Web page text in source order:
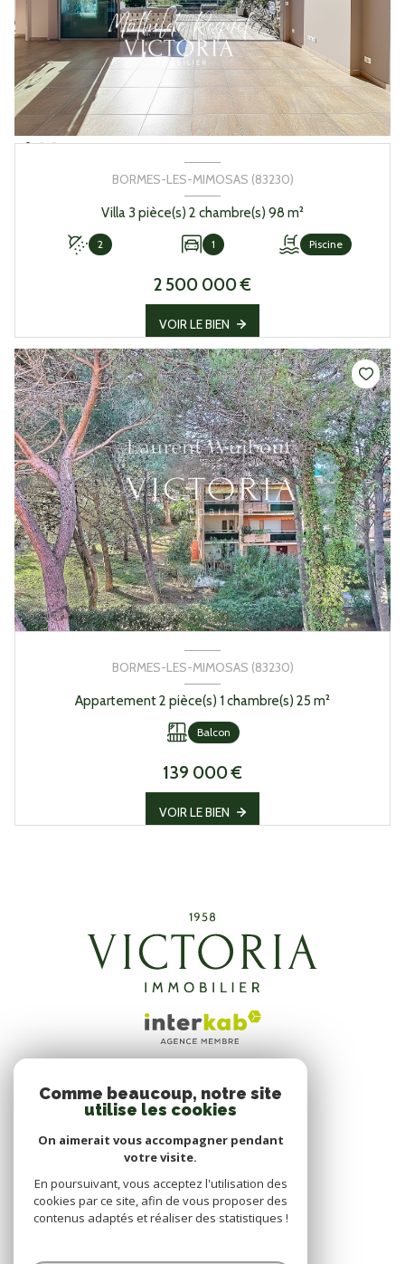
BORMES-LES-MIMOSAS (83230)
Villa 3 pièce(s) 2 chambre(s) 98 m²
2 1 Piscine
2 500 000 €
VOIR LE BIEN
BORMES-LES-MIMOSAS (83230)
Appartement 2 pièce(s) 1 chambre(s) 25 m²
Balcon
139 000 €
VOIR LE BIEN
ADHÉRENTS
NOUS ADHÉRONS
Comme beaucoup, notre site
utilise les cookies
On aimerait vous accompagner pendant
votre visite.
En poursuivant, vous acceptez l'utilisation des
cookies par ce site, afin de vous proposer des
contenus adaptés et réaliser des statistiques !